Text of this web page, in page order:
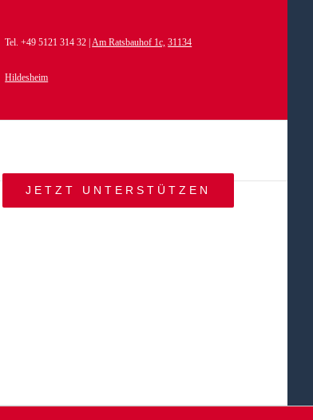
Tel. +49 5121 314 32 |Am Ratsbauhof 1c, 31134
Hildesheim
JETZT UNTERSTÜTZENSTART